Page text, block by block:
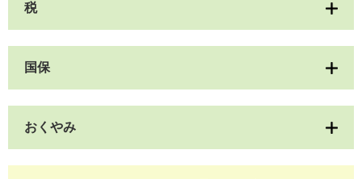
税
国保
おくやみ